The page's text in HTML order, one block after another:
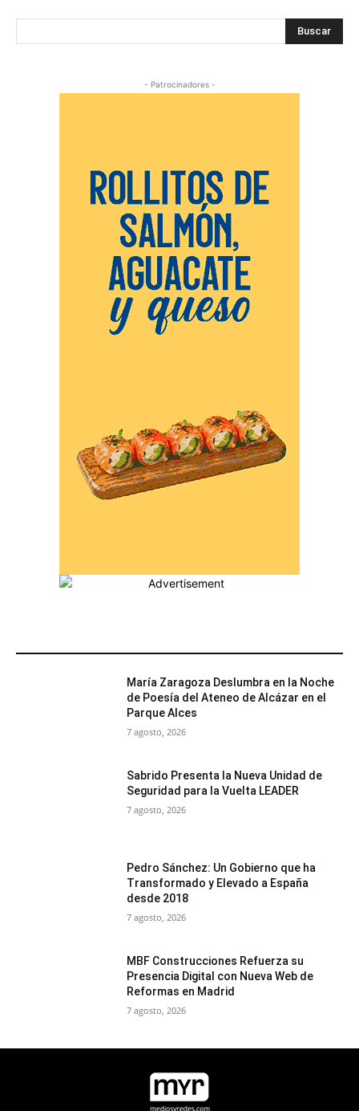
Buscar
- Patrocinadores -
María Zaragoza Deslumbra en la Noche
de Poesía del Ateneo de Alcázar en el
Parque Alces
7 agosto, 2026
Sabrido Presenta la Nueva Unidad de
Seguridad para la Vuelta LEADER
7 agosto, 2026
Pedro Sánchez: Un Gobierno que ha
Transformado y Elevado a España
desde 2018
7 agosto, 2026
MBF Construcciones Refuerza su
Presencia Digital con Nueva Web de
Reformas en Madrid
7 agosto, 2026